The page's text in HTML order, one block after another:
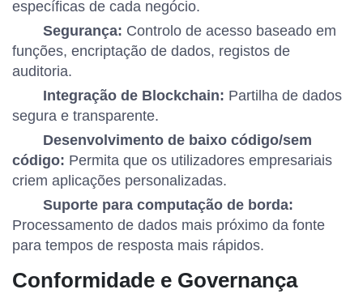
específicas de cada negócio.
Segurança: Controlo de acesso baseado em
funções, encriptação de dados, registos de
auditoria.
Integração de Blockchain: Partilha de dados
segura e transparente.
Desenvolvimento de baixo código/sem
código: Permita que os utilizadores empresariais
criem aplicações personalizadas.
Suporte para computação de borda:
Processamento de dados mais próximo da fonte
para tempos de resposta mais rápidos.
Conformidade e Governança